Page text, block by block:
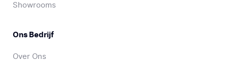
Showrooms
Ons Bedrijf
Over Ons